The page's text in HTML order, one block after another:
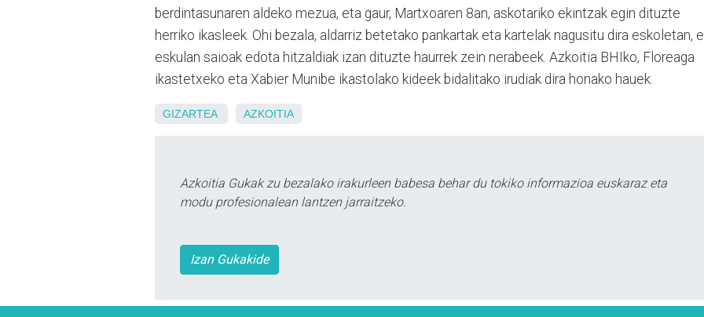
berdintasunaren aldeko mezua, eta gaur, Martxoaren 8an, askotariko ekintzak egin dituzte
herriko ikasleek. Ohi bezala, aldarriz betetako pankartak eta kartelak nagusitu dira eskoletan,
eskulan saioak edota hitzaldiak izan dituzte haurrek zein nerabeek. Azkoitia BHIko, Floreaga
ikastetxeko eta Xabier Munibe ikastolako kideek bidalitako irudiak dira honako hauek.
GIZARTEA AZKOITIA
Azkoitia Gukak zu bezalako irakurleen babesa behar du tokiko informazioa euskaraz eta
modu profesionalean lantzen jarraitzeko.
Izan Gukakide